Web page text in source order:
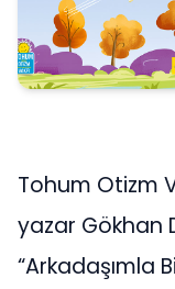
Tohum Otizm
yazar Gökhan
“Arkadaşımla